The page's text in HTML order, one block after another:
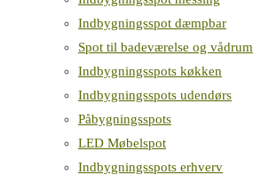
Indbygningsspot dæmpbar
Spot til badeværelse og vådrum
Indbygningsspots køkken
Indbygningsspots udendørs
Påbygningsspots
LED Møbelspot
Indbygningsspots erhverv